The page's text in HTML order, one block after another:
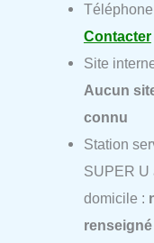
Téléphone
Contacter
Site
Aucun
connu
Station
SUPER U
domicile :
renseigné